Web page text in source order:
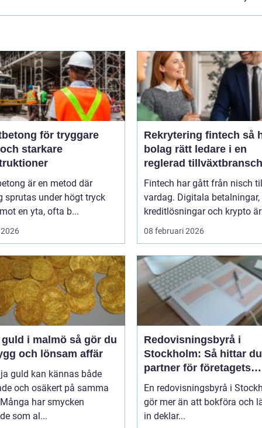
för tryggare
starkare
är en metod där
sprutas under högt tryck
en yta, ofta b...
Rekrytering fintech så hittar
bolag rätt ledare i en
reglerad tillväxtbransch
Fintech har gått från nisch
vardag. Digitala betalningar,
kreditlösningar och krypto
08 februari 2026
i malmö så gör du
och lönsam affär
guld kan kännas både
och osäkert på samma
har smycken
som al...
Redovisningsbyrå i
Stockholm: Så hittar
partner för företagets
ekonomi
En redovisningsbyrå i
gör mer än att bokföra och
in deklar...